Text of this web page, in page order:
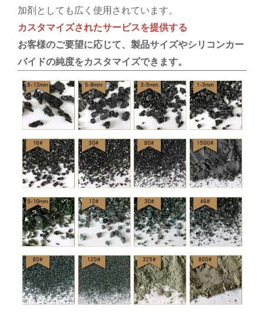
加剤としても広く使用されています。
カスタマイズされたサービスを提供する
お客様のご要望に応じて、製品サイズやシリコンカー
バイドの純度をカスタマイズできます。